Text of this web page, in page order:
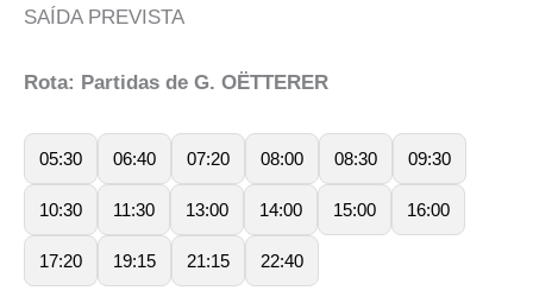
SAÍDA PREVISTA
Rota: Partidas de G. OËTTERER
05:30 06:40 07:20 08:00 08:30 09:30
10:30 11:30 13:00 14:00 15:00 16:00
17:20 19:15 21:15 22:40